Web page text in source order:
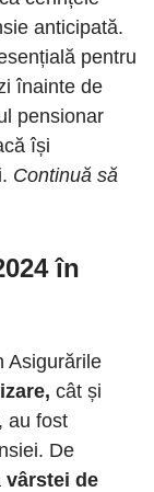
anticipată.
pentru
înainte de
pensionar
își
Continuă să
în
Asigurările
cât și
au fost
De
vârstei de